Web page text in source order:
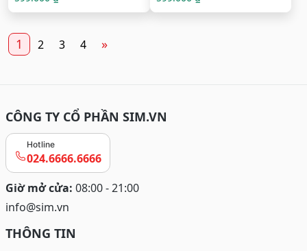
1 2 3 4 »
CÔNG TY CỔ PHẦN SIM.VN
Hotline
024.6666.6666
Giờ mở cửa: 08:00 - 21:00
info@sim.vn
THÔNG TIN